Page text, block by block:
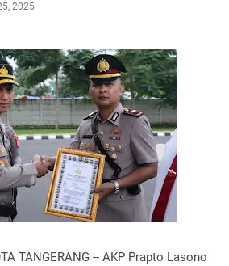
2025
TANGERANG -- AKP Prapto Lasono